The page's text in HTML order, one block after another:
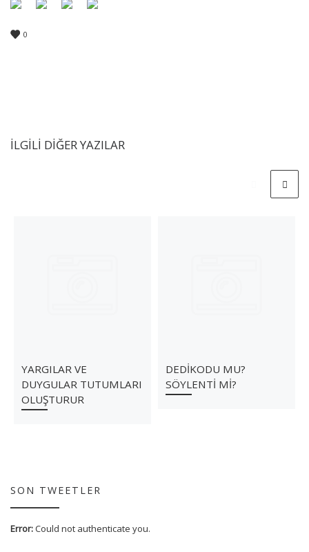
0
İLGILI DIĞER YAZILAR
YARGILAR VE
DUYGULAR TUTUMLARI
OLUŞTURUR
DEDİKODU MU?
SÖYLENTİ Mİ?
SON TWEETLER
Error:Could not authenticate you.